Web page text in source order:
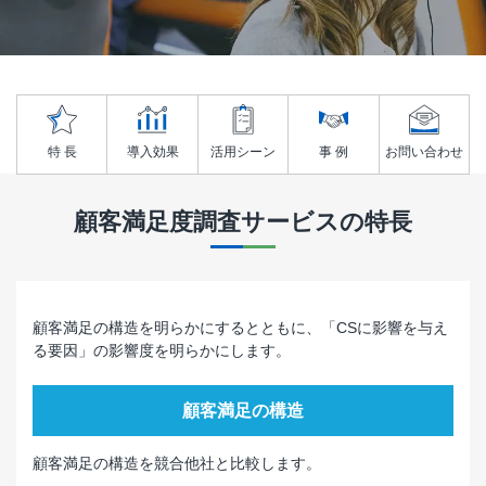
特 長 導入効果 活用シーン 事 例 お問い合わせ
顧客満足度調査サービスの特長
顧客満足の構造を明らかにするとともに、「CSに影響を与え
る要因」の影響度を明らかにします。
顧客満足の構造
顧客満足の構造を競合他社と比較します。